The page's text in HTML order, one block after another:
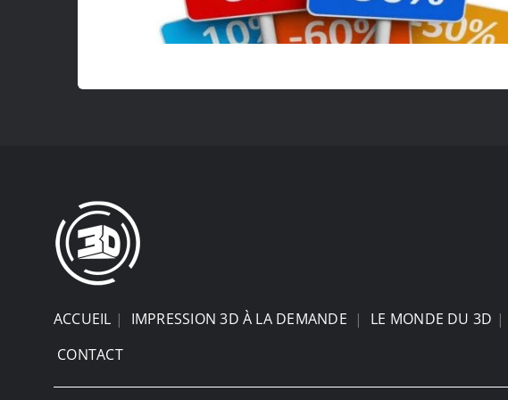
ACCUEIL | IMPRESSION 3D À LA DEMANDE | LE MONDE DU 3D |
CONTACT